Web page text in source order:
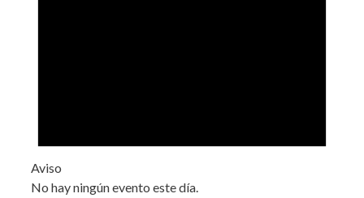
Aviso
No hay ningún evento este día.